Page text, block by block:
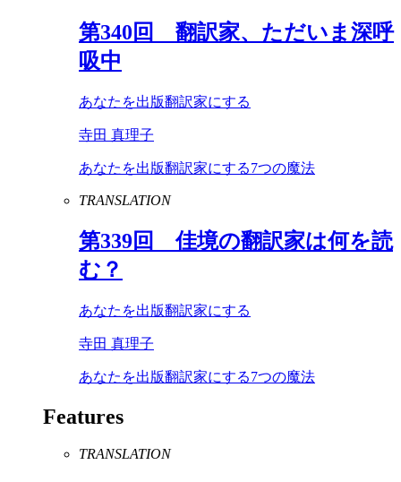
第340回 翻訳家、ただいま深呼
吸中
あなたを出版翻訳家にする
寺田 真理子
あなたを出版翻訳家にする7つの魔法
TRANSLATION
第339回 佳境の翻訳家は何を読
む？
あなたを出版翻訳家にする
寺田 真理子
あなたを出版翻訳家にする7つの魔法
Features
TRANSLATION